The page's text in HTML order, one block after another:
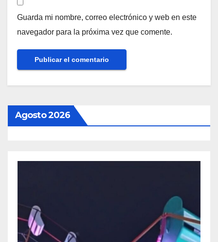
Guarda mi nombre, correo electrónico y web en este
navegador para la próxima vez que comente.
Agosto 2026